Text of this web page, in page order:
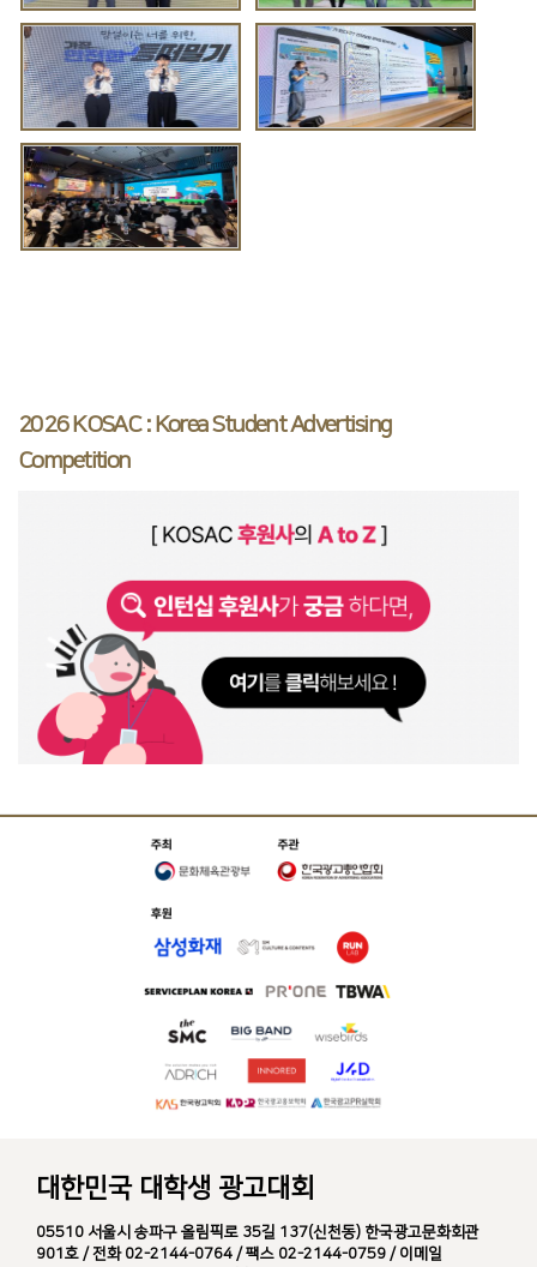
2026 KOSAC : Korea Student Advertising
Competition
대한민국 대학생 광고대회
05510 서울시 송파구 올림픽로 35길 137(신천동) 한국광고문화회관
901호 / 전화 02-2144-0764 / 팩스 02-2144-0759 / 이메일